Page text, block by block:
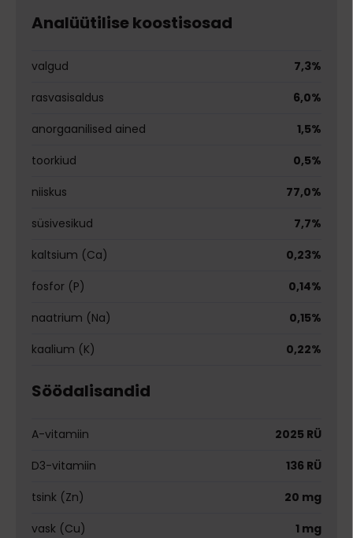
Analüütilise koostisosad
valgud
7,3%
rasvasisaldus
6,0%
anorgaanilised ained
1,5%
toorkiud
0,5%
niiskus
77,0%
süsivesikud
7,7%
kaltsium (Ca)
0,23%
fosfor (P)
0,14%
naatrium (Na)
0,15%
kaalium (K)
0,22%
Söödalisandid
A-vitamiin
2025 RÜ
D3-vitamiin
136 RÜ
tsink (Zn)
20 mg
vask (Cu)
1 mg